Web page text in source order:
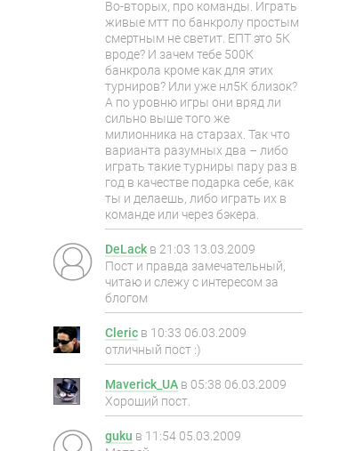
Во-вторых, про команды. Играть
живые мтт по банкролу простым
смертным не светит. ЕПТ это 5К
вроде? И зачем тебе 500К
банкрола кроме как для этих
турниров? Или уже нл5К близок?
А по уровню игры они вряд ли
сильно выше того же
милионника на старзах. Так что
варианта разумных два – либо
играть такие турниры пару раз в
год в качестве подарка себе, как
ты и делаешь, либо играть их в
команде или через бэкера.
DeLack в 21:03 13.03.2009
Пост и правда замечательный,
читаю и слежу с интересом за
блогом
Cleric в 10:33 06.03.2009
отличный пост :)
Maverick_UA в 05:38 06.03.2009
Хороший пост.
guku в 11:54 05.03.2009